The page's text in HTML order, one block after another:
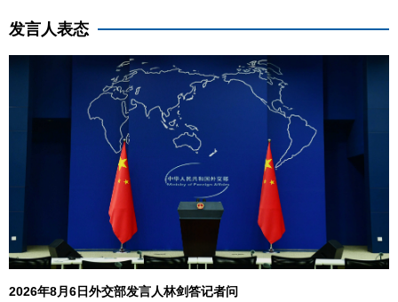
发言人表态
2026年8月6日外交部发言人林剑答记者问